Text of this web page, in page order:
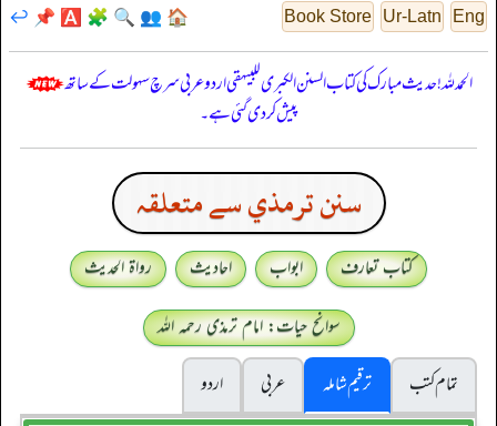
Eng
Ur-Latn
Book Store
🏠
👥
🔍
🧩
🅰️
📌
↩️
الحمدللہ! حدیث مبارک کی کتاب السنن الكبرى للبيهقي اردو عربی سرچ سہولت کے ساتھ
پیش کر دی گئی ہے۔
سنن ترمذي سے متعلقہ
کتاب تعارف ابواب احادیث
رواۃ الحدیث
سوانح حیات: امام ترمذی رحمہ اللہ
تمام کتب
ترقیم شاملہ عربی
اردو